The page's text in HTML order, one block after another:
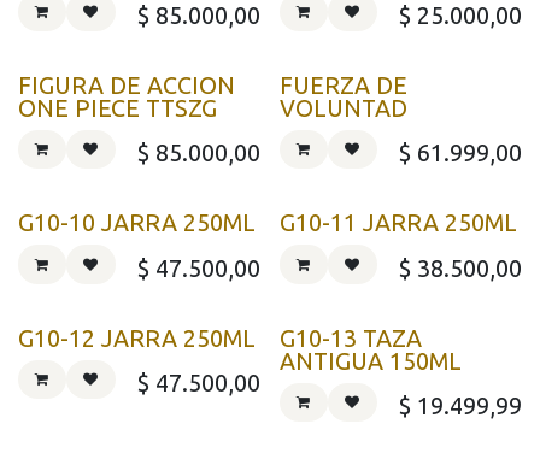
$ 85.000,00
$ 25.000,00
FIGURA DE ACCION
ONE PIECE TTSZG
$ 85.000,00
FUERZA DE
VOLUNTAD
$ 61.999,00
G10-10 JARRA 250ML
$ 47.500,00
G10-11 JARRA 250ML
$ 38.500,00
G10-12 JARRA 250ML
$ 47.500,00
G10-13 TAZA
ANTIGUA 150ML
$ 19.499,99